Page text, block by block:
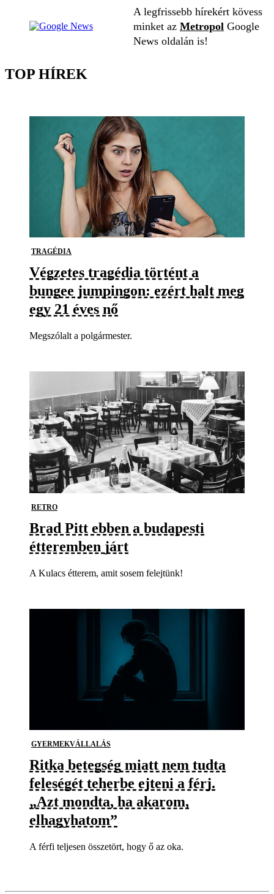
A legfrissebb hírekért kövess
minket az Metropol Google
News oldalán is!
TOP HÍREK
TRAGÉDIA
Végzetes tragédia történt a
bungee jumpingon: ezért halt meg
egy 21 éves nő
Megszólalt a polgármester.
RETRO
Brad Pitt ebben a budapesti
étteremben járt
A Kulacs étterem, amit sosem felejtünk!
GYERMEKVÁLLALÁS
Ritka betegség miatt nem tudta
feleségét teherbe ejteni a férj.
„Azt mondta, ha akarom,
elhagyhatom”
A férfi teljesen összetört, hogy ő az oka.